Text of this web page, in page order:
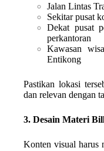
Jalan Lintas
Sekitar pusat
Dekat pusat
perkantoran
Kawasan
Entikong
Pastikan lokasi
dan relevan dengan
3. Desain Materi
Konten visual harus